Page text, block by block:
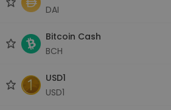
DAI
Bitcoin Cash
BCH
USD1
USD1